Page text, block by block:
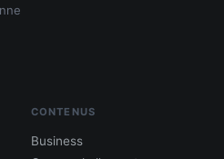
CONTENUS
Business